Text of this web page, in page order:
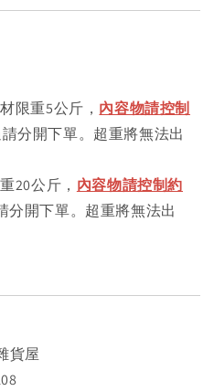
限重5公斤， 內容物請控制
請分開下單。超重將無法出
20公斤， 內容物請控制約
分開下單。超重將無法出
貨屋